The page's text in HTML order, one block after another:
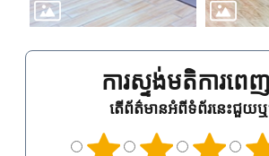
ការស្ទង់មតិការពេ
តើព័ត៌មានអំពីទំព័រនេះជួយឬ